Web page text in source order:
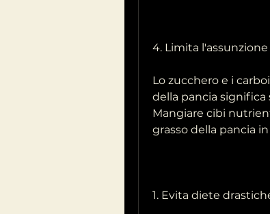
4. Limita
Lo zucchero e i
della pancia
Mangiare cibi
grasso della pancia
1. Evita diete